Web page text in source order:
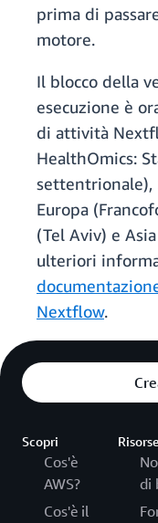
prima di
motore.
Il blocco della
esecuzione è
di attività
HealthOmics:
settentrionale),
Europa
(Tel Aviv) e
ulteriori
Nextflow.
Scopri
Cos'è
AWS?
Cos'è il
Risorse
di